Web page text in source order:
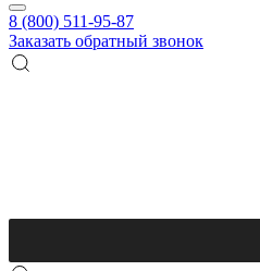
8 (800) 511-95-87
Заказать обратный звонок